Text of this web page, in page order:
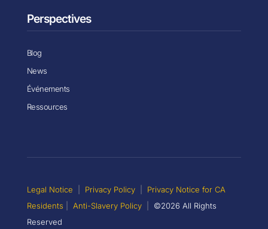
Perspectives
Blog
News
Événements
Ressources
Legal Notice Privacy Policy
Privacy Notice for CA
Residents
Anti-Slavery Policy
©2026 All Rights
Reserved